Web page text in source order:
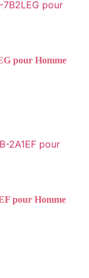
pour Homme
pour Homme